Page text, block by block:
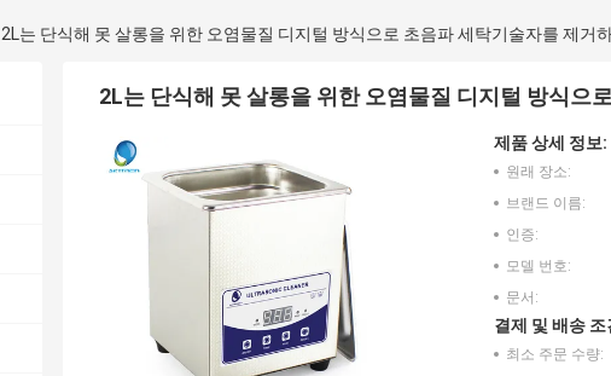
2L는 단식해 못 살롱을 위한 오염물질 디지털 방식으로 초음파 세탁기술자를 제거
2L는 단식해 못 살롱을 위한 오염물질 디지털 방식으
제품 상세 정보:
원래 장소:
브랜드 이름:
인증:
모델 번호:
문서:
결제 및 배송 조
최소 주문 수량: